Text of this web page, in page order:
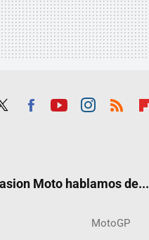
Moto hablamos de...
MotoGP